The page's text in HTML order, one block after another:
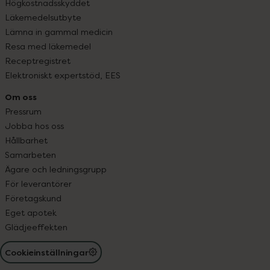
Högkostnadsskyddet
Läkemedelsutbyte
Lämna in gammal medicin
Resa med läkemedel
Receptregistret
Elektroniskt expertstöd, EES
Om oss
Pressrum
Jobba hos oss
Hållbarhet
Samarbeten
Ägare och ledningsgrupp
För leverantörer
Företagskund
Eget apotek
Glädjeeffekten
Cookieinställningar